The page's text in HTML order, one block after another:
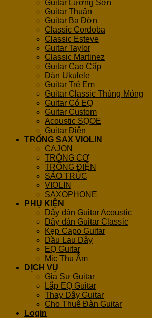
Guitar Lương Sơn
Guitar Thuận
Guitar Ba Đờn
Classic Cordoba
Classic Esteve
Guitar Taylor
Classic Martinez
Guitar Cao Cấp
Đàn Ukulele
Guitar Trẻ Em
Guitar Classic Thùng Mỏng
Guitar Có EQ
Guitar Custom
Acoustic SQOE
Guitar Điện
TRỐNG SAX VIOLIN
CAJON
TRỐNG CƠ
TRỐNG ĐIỆN
SÁO TRÚC
VIOLIN
SAXOPHONE
PHỤ KIỆN
Dây đàn Guitar Acoustic
Dây đàn Guitar Classic
Kẹp Capo Guitar
Dầu Lau Dây
EQ Guitar
Mic Thu Âm
DỊCH VỤ
Gia Sư Guitar
Lắp EQ Guitar
Thay Dây Guitar
Cho Thuê Đàn Guitar
Login